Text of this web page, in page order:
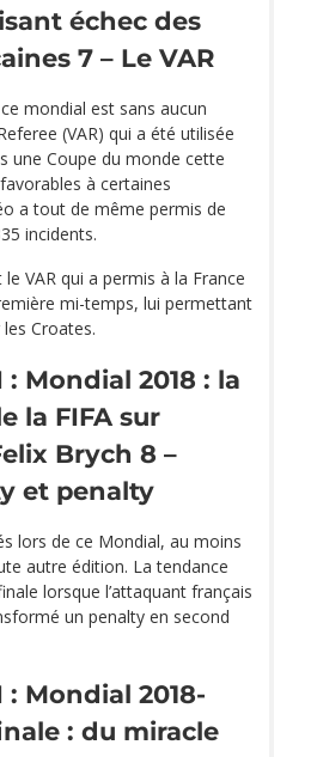
échec des
7 – Le VAR
mondial est sans aucun
(VAR) qui a été utilisée
une Coupe du monde cette
à certaines
a tout de même permis de
incidents.
VAR qui a permis à la France
mi-temps, lui permettant
Croates.
: Mondial 2018 : la
la FIFA sur
Brych 8 –
et penalty
lors de ce Mondial, au moins
autre édition. La tendance
lorsque l’attaquant français
un penalty en second
: Mondial 2018-
: du miracle